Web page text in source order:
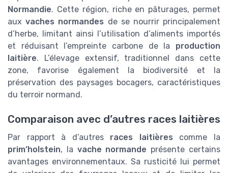
Normandie. Cette région, riche en pâturages, permet
auxvaches normandes de se nourrir principalement
d’herbe, limitant ainsi l’utilisation d’aliments importés
et réduisant l’empreinte carbone de la production
laitière. L’élevage extensif, traditionnel dans cette
zone, favorise également la biodiversité et la
préservation des paysages bocagers, caractéristiques
du terroir normand.
Comparaison avec d’autres races laitières
Par rapport à d’autres races laitières comme la
prim’holstein, la vache normande présente certains
avantages environnementaux. Sa rusticité lui permet